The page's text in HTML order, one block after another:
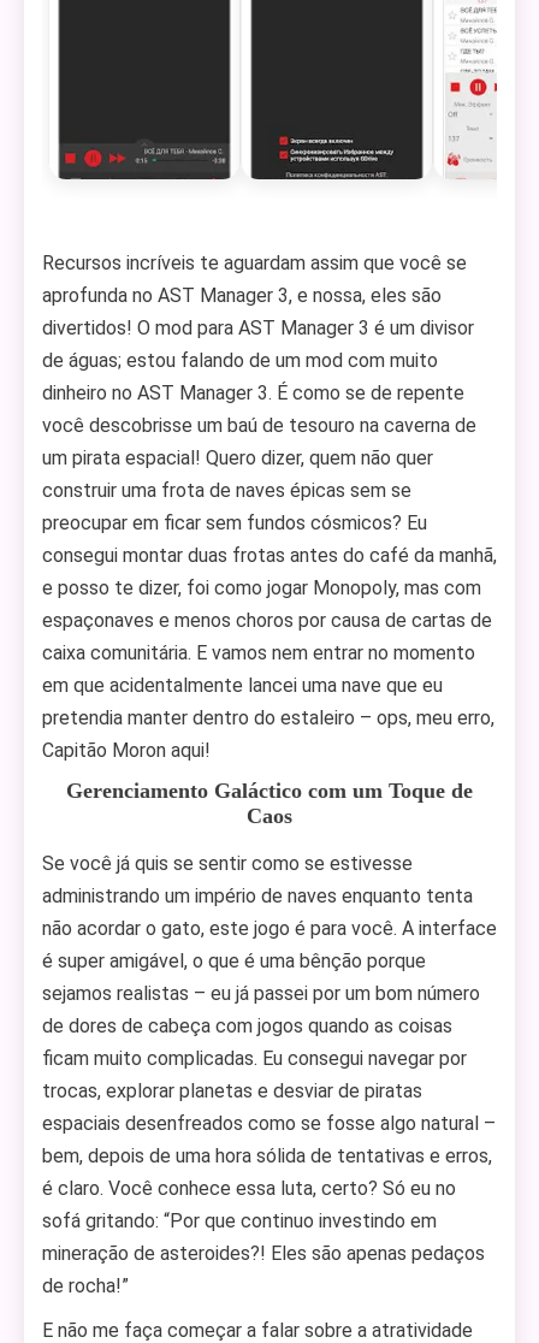
Recursos incríveis te aguardam assim que você se
aprofunda no AST Manager 3, e nossa, eles são
divertidos! O mod para AST Manager 3 é um divisor
de águas; estou falando de um mod com muito
dinheiro no AST Manager 3. É como se de repente
você descobrisse um baú de tesouro na caverna de
um pirata espacial! Quero dizer, quem não quer
construir uma frota de naves épicas sem se
preocupar em ficar sem fundos cósmicos? Eu
consegui montar duas frotas antes do café da manhã,
e posso te dizer, foi como jogar Monopoly, mas com
espaçonaves e menos choros por causa de cartas de
caixa comunitária. E vamos nem entrar no momento
em que acidentalmente lancei uma nave que eu
pretendia manter dentro do estaleiro – ops, meu erro,
Capitão Moron aqui!
Gerenciamento Galáctico com um Toque de
Caos
Se você já quis se sentir como se estivesse
administrando um império de naves enquanto tenta
não acordar o gato, este jogo é para você. A interface
é super amigável, o que é uma bênção porque
sejamos realistas – eu já passei por um bom número
de dores de cabeça com jogos quando as coisas
ficam muito complicadas. Eu consegui navegar por
trocas, explorar planetas e desviar de piratas
espaciais desenfreados como se fosse algo natural –
bem, depois de uma hora sólida de tentativas e erros,
é claro. Você conhece essa luta, certo? Só eu no
sofá gritando: “Por que continuo investindo em
mineração de asteroides?! Eles são apenas pedaços
de rocha!”
E não me faça começar a falar sobre a atratividade